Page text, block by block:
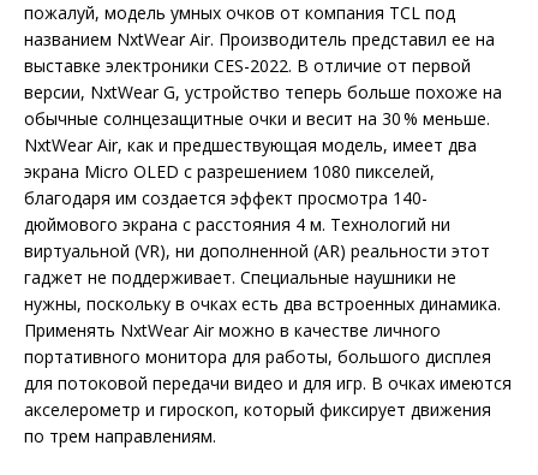
пожалуй, модель умных очков от компания TCL под
названием NxtWear Air. Производитель представил ее на
выставке электроники CES-2022. В отличие от первой
версии, NxtWear G, устройство теперь больше похоже на
обычные солнцезащитные очки и весит на 30 % меньше.
NxtWear Air, как и предшествующая модель, имеет два
экрана Micro OLED с разрешением 1080 пикселей,
благодаря им создается эффект просмотра 140-
дюймового экрана с расстояния 4 м. Технологий ни
виртуальной (VR), ни дополненной (AR) реальности этот
гаджет не поддерживает. Специальные наушники не
нужны, поскольку в очках есть два встроенных динамика.
Применять NxtWear Air можно в качестве личного
портативного монитора для работы, большого дисплея
для потоковой передачи видео и для игр. В очках имеются
акселерометр и гироскоп, который фиксирует движения
по трем направлениям.